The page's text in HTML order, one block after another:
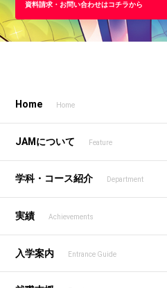
資料請求・お問い合わせはコチラから
Home Home
JAMについて Feature
学科・コース紹介 Department
実績 Achievements
入学案内 Entrance Guide